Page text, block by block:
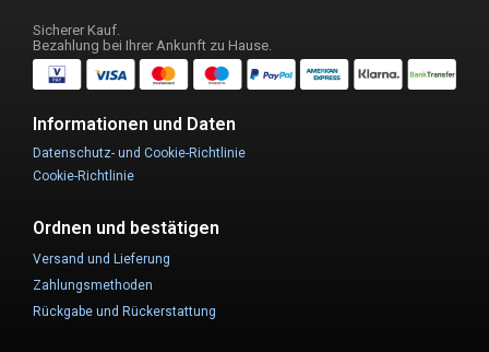
Sicherer Kauf.
Bezahlung bei Ihrer Ankunft zu Hause.
Informationen und Daten
Datenschutz- und Cookie-Richtlinie
Cookie-Richtlinie
Ordnen und bestätigen
Versand und Lieferung
Zahlungsmethoden
Rückgabe und Rückerstattung